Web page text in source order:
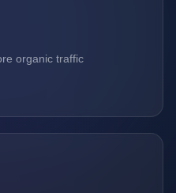
organic traffic